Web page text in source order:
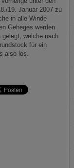
19. Januar 2007 zu
in alle Winde
Geheges werden
gelegt, welche nach
für ein
also los.